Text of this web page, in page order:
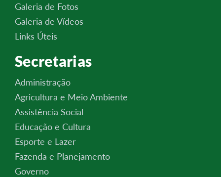
Galeria de Fotos
Galeria de Vídeos
Links Úteis
Secretarias
Administração
Agricultura e Meio Ambiente
Assistência Social
Educação e Cultura
Esporte e Lazer
Fazenda e Planejamento
Governo